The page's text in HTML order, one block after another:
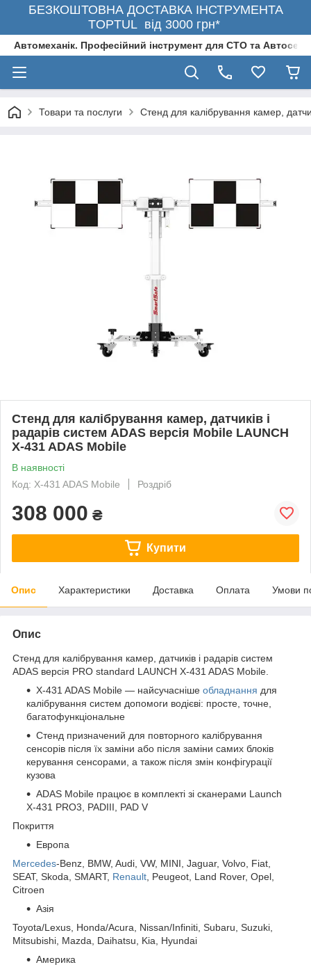
БЕЗКОШТОВНА ДОСТАВКА ІНСТРУМЕНТА
TOPTUL від 3000 грн*
Автомеханік. Професійний інструмент для СТО та
Товари та послуги Стенд для калібрування камер,
Стенд для калібрування камер, датчиків і
радарів систем ADAS версія Mobile LAUNCH
X-431 ADAS Mobile
В наявності
Код: X-431 ADAS Mobile
Роздріб
308 000 ₴
Купити
Опис Характеристики Доставка Оплата Умови
Опис
Стенд для калібрування камер, датчиків і радарів систем
ADAS версія PRO standard LAUNCH X-431 ADAS Mobile.
X-431 ADAS Mobile — найсучасніше обладнання для
калібрування систем допомоги водієві: просте, точне,
багатофункціональне
Стенд призначений для повторного калібрування
сенсорів після їх заміни або після заміни самих блоків
керування сенсорами, а також після змін конфігурації
кузова
ADAS Mobile працює в комплекті зі сканерами Launch
X-431 PRO3, PADIII, PAD V
Покриття
Европа
Mercedes-Benz, BMW, Audi, VW, MINI, Jaguar, Volvo, Fiat,
SEAT, Skoda, SMART, Renault , Peugeot, Land Rover, Opel,
Citroen
Азія
Toyota/Lexus, Honda/Acura, Nissan/Infiniti, Subaru, Suzuki,
Mitsubishi, Mazda, Daihatsu, Kia, Hyundai
Америка